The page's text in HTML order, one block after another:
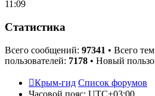
11:09
Статистика
Всего сообщений: 97341 • Всего
пользователей: 7178 • Новый
Крым-гид Список форумов
Часовой пояс: UTC+03:00